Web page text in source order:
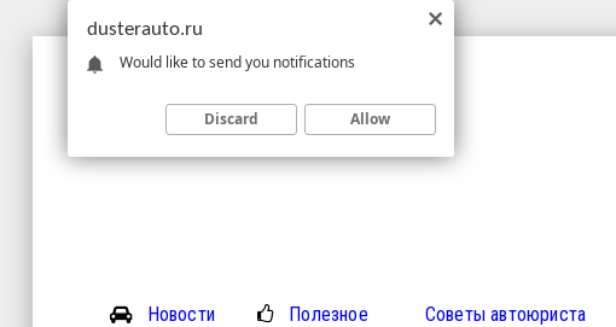
Новости Полезное Советы автоюриста
dusterauto.ru
Would like to send you notifications
Discard Allow